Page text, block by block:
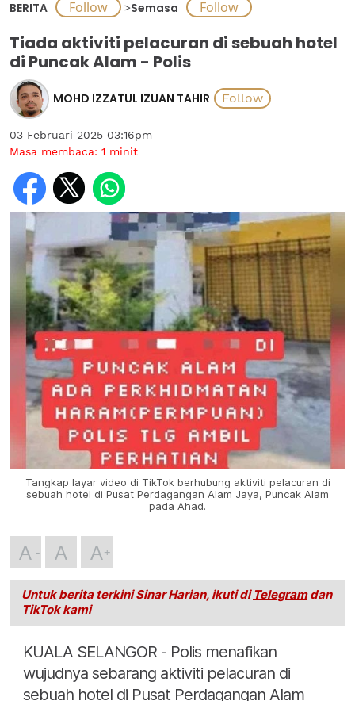
BERITA >Semasa
Tiada aktiviti pelacuran di sebuah hotel
di Puncak Alam - Polis
MOHD IZZATUL IZUAN TAHIR
03 Februari 2025 03:16pm
Masa membaca: 1 minit
Tangkap layar video di TikTok berhubung aktiviti pelacuran di
sebuah hotel di Pusat Perdagangan Alam Jaya, Puncak Alam
pada Ahad.
A A A
Untuk berita terkini Sinar Harian, ikuti di Telegramdan
TikTokkami
KUALA SELANGOR - Polis menafikan
wujudnya sebarang aktiviti pelacuran di
sebuah hotel di Pusat Perdagangan Alam